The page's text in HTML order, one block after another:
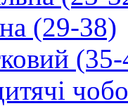
(29-38)